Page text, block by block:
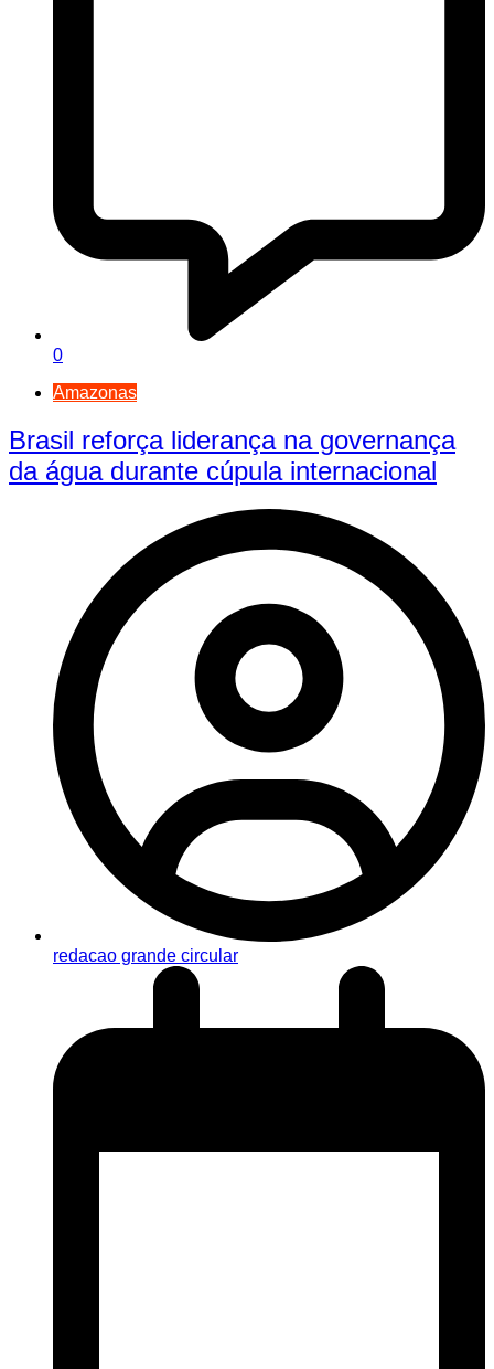
0
Amazonas
Brasil reforça liderança na governança
da água durante cúpula internacional
redacao grande circular